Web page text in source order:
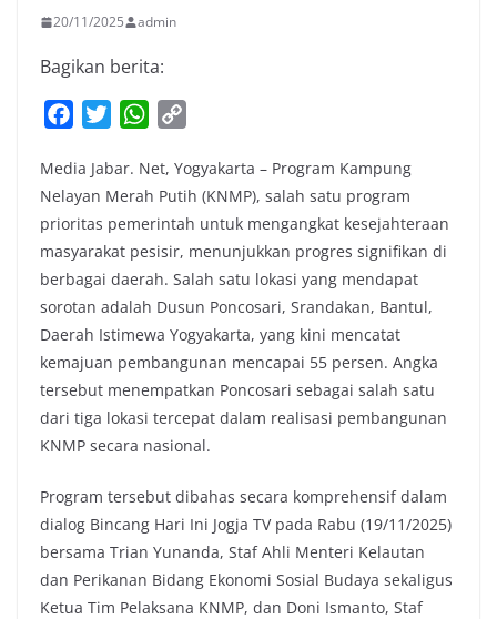
20/11/2025 admin
Bagikan berita:
c
e
b
o
o
k
i
t
t
e
r
W
a
t
s
A
p
p
p
y
L
i
n
k
Media Jabar. Net, Yogyakarta – Program Kampung
Nelayan Merah Putih (KNMP), salah satu program
prioritas pemerintah untuk mengangkat kesejahteraan
masyarakat pesisir, menunjukkan progres signifikan di
berbagai daerah. Salah satu lokasi yang mendapat
sorotan adalah Dusun Poncosari, Srandakan, Bantul,
Daerah Istimewa Yogyakarta, yang kini mencatat
kemajuan pembangunan mencapai 55 persen. Angka
tersebut menempatkan Poncosari sebagai salah satu
dari tiga lokasi tercepat dalam realisasi pembangunan
KNMP secara nasional.
Program tersebut dibahas secara komprehensif dalam
dialog Bincang Hari Ini Jogja TV pada Rabu (19/11/2025)
bersama Trian Yunanda, Staf Ahli Menteri Kelautan
dan Perikanan Bidang Ekonomi Sosial Budaya sekaligus
Ketua Tim Pelaksana KNMP, dan Doni Ismanto, Staf